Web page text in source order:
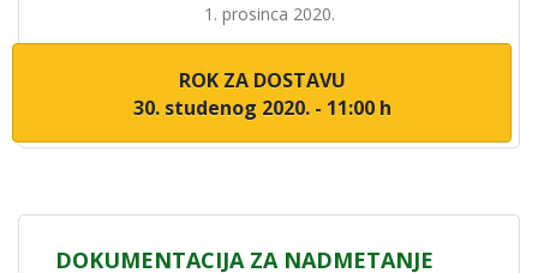
1. prosinca 2020.
ROK ZA DOSTAVU
30. studenog 2020. - 11:00 h
DOKUMENTACIJA ZA NADMETANJE